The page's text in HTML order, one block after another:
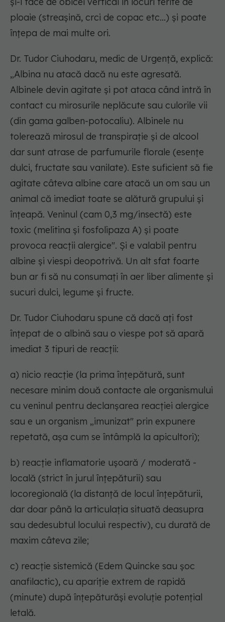
ploaie (streașină, crci de copac etc...) și poate
înțepa de mai multe ori.
Dr. Tudor Ciuhodaru, medic de Urgență, explică:
„Albina nu atacă dacă nu este agresată.
Albinele devin agitate și pot ataca când intră în
contact cu mirosurile neplăcute sau culorile vii
(din gama galben-potocaliu). Albinele nu
tolerează mirosul de transpirație și de alcool
dar sunt atrase de parfumurile florale (esențe
dulci, fructate sau vanilate). Este suficient să fie
agitate câteva albine care atacă un om sau un
animal că imediat toate se alătură grupului și
înțeapă. Veninul (cam 0,3 mg/insectă) este
toxic (melitina și fosfolipaza A) și poate
provoca reacții alergice". Și e valabil pentru
albine și viespi deopotrivă. Un alt sfat foarte
bun ar fi să nu consumați în aer liber alimente și
sucuri dulci, legume și fructe.
Dr. Tudor Ciuhodaru spune că dacă ați fost
înțepat de o albină sau o viespe pot să apară
imediat 3 tipuri de reacții:
a) nicio reacție (la prima înțepătură, sunt
necesare minim două contacte ale organismului
cu veninul pentru declanșarea reacției alergice
sau e un organism „imunizat" prin expunere
repetată, așa cum se întâmplă la apicultori);
b) reacție inflamatorie ușoară / moderată -
locală (strict în jurul înțepăturii) sau
locoregională (la distanță de locul înțepăturii,
dar doar până la articulația situată deasupra
sau dedesubtul locului respectiv), cu durată de
maxim câteva zile;
c) reacție sistemică (Edem Quincke sau șoc
anafilactic), cu apariție extrem de rapidă
(minute) după înțepăturăși evoluție potențial
letală.